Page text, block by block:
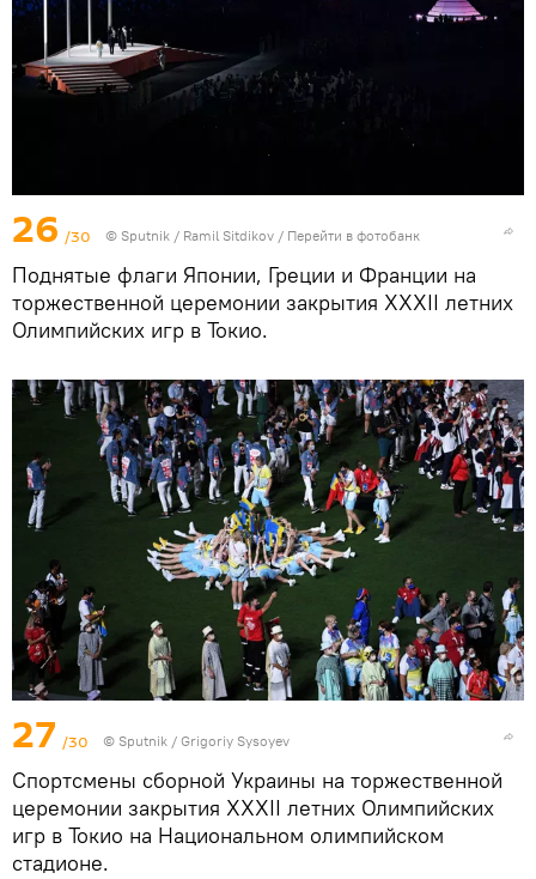
26 /30 © Sputnik / Ramil Sitdikov / Перейти в фотобанк
Поднятые флаги Японии, Греции и Франции на
торжественной церемонии закрытия XXXII летних
Олимпийских игр в Токио.
27 /30 © Sputnik / Grigoriy Sysoyev
Спортсмены сборной Украины на торжественной
церемонии закрытия XXXII летних Олимпийских
игр в Токио на Национальном олимпийском
стадионе.